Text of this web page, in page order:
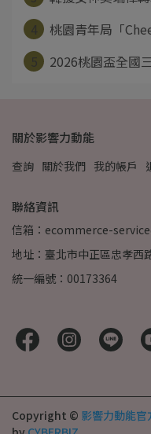
桃園青年局「
2026桃園盃全
關於影響力動能
查詢 關於我們 我的帳戶
聯絡資訊
信箱：ecommerce-
地址：臺北市中正區忠孝西
統一編號：00173364
Copyright © 影響力動能官